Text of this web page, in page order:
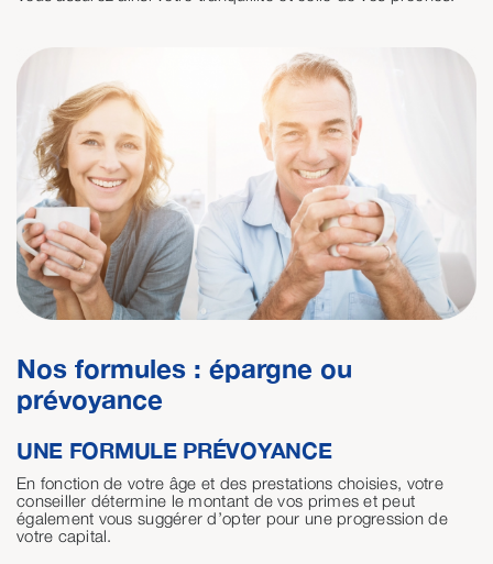
Nos formules : épargne ou
prévoyance
UNE FORMULE PRÉVOYANCE
En fonction de votre âge et des prestations choisies, votre
conseiller détermine le montant de vos primes et peut
également vous suggérer d’opter pour une progression de
votre capital.